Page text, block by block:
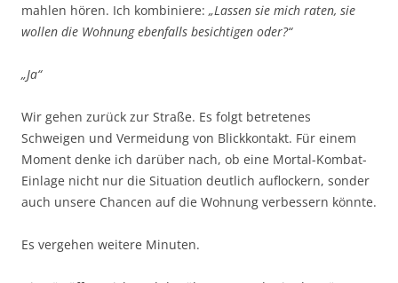
mahlen hören. Ich kombiniere: „Lassen sie mich raten, sie
wollen die Wohnung ebenfalls besichtigen oder?“
„Ja“
Wir gehen zurück zur Straße. Es folgt betretenes
Schweigen und Vermeidung von Blickkontakt. Für einem
Moment denke ich darüber nach, ob eine Mortal-Kombat-
Einlage nicht nur die Situation deutlich auflockern, sonder
auch unsere Chancen auf die Wohnung verbessern könnte.
Es vergehen weitere Minuten.